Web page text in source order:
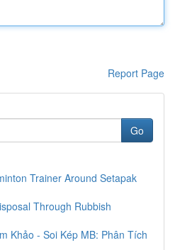
Report Page
Go
Trainer Around Setapak
Through Rubbish
Khảo - Soi Kép MB: Phân Tích